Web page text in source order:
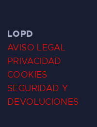
LOPD
AVISO LEGAL
PRIVACIDAD
COOKIES
SEGURIDAD Y
DEVOLUCIONES